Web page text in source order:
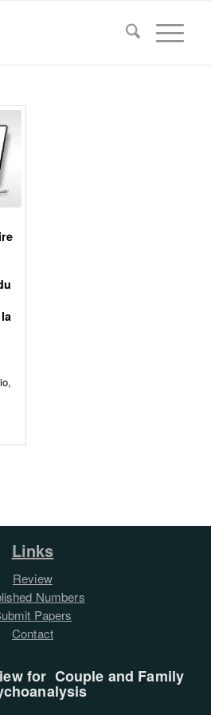
Links
Review
Numbers
Papers
Contact
for Couple and Family